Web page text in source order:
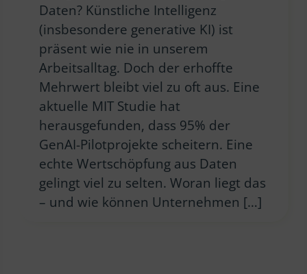
Daten? Künstliche Intelligenz
(insbesondere generative KI) ist
präsent wie nie in unserem
Arbeitsalltag. Doch der erhoffte
Mehrwert bleibt viel zu oft aus. Eine
aktuelle MIT Studie hat
herausgefunden, dass 95% der
GenAI-Pilotprojekte scheitern. Eine
echte Wertschöpfung aus Daten
gelingt viel zu selten. Woran liegt das
– und wie können Unternehmen […]